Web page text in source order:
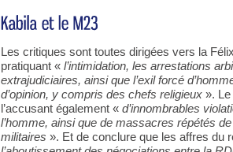
Les critiques sont toutes dirigées vers la
pratiquant « l’intimidation, les arrestations
extrajudiciaires, ainsi que l’exil forcé
d’opinion, y compris des chefs religieux ».
l’accusant également « d’innombrables
l’homme, ainsi que de massacres répétés
militaires ». Et de conclure que les affres du